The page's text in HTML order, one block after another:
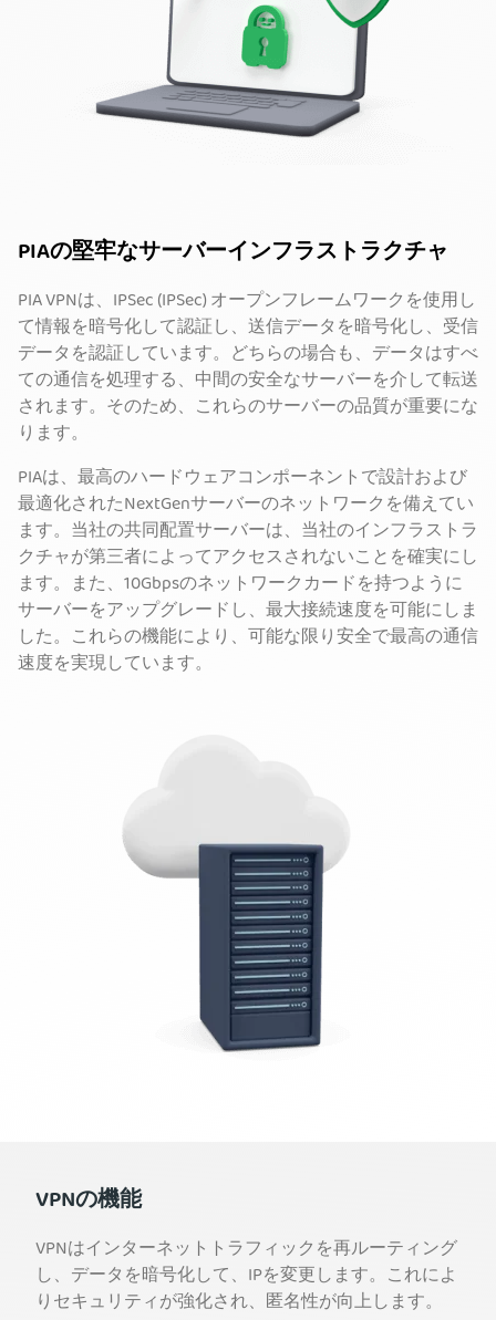
PIAの堅牢なサーバーインフラストラクチャ
PIA VPNは、IPSec (IPSec) オープンフレームワークを使用し
て情報を暗号化して認証し、送信データを暗号化し、受信
データを認証しています。どちらの場合も、データはすべ
ての通信を処理する、中間の安全なサーバーを介して転送
されます。そのため、これらのサーバーの品質が重要にな
ります。
PIAは、最高のハードウェアコンポーネントで設計および
最適化されたNextGenサーバーのネットワークを備えてい
ます。当社の共同配置サーバーは、当社のインフラストラ
クチャが第三者によってアクセスされないことを確実にし
ます。また、10Gbpsのネットワークカードを持つように
サーバーをアップグレードし、最大接続速度を可能にしま
した。これらの機能により、可能な限り安全で最高の通信
速度を実現しています。
VPNの機能
VPNはインターネットトラフィックを再ルーティング
し、データを暗号化して、IPを変更します。これによ
りセキュリティが強化され、匿名性が向上します。